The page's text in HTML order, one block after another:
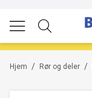
/
Hjem /
Rør og deler